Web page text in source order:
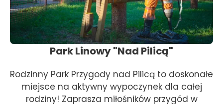
Park Linowy "Nad Pilicą"
Rodzinny Park Przygody nad Pilicą to doskonałe
miejsce na aktywny wypoczynek dla całej
rodziny! Zaprasza miłośników przygód w